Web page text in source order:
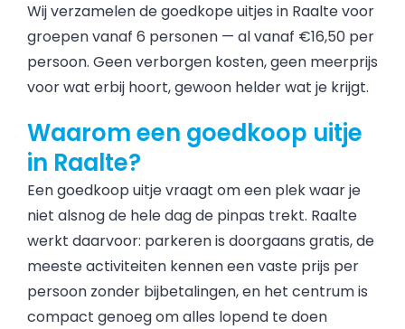
Wij verzamelen de goedkope uitjes in Raalte voor
groepen vanaf 6 personen — al vanaf €16,50 per
persoon. Geen verborgen kosten, geen meerprijs
voor wat erbij hoort, gewoon helder wat je krijgt.
Waarom een goedkoop uitje
in Raalte?
Een goedkoop uitje vraagt om een plek waar je
niet alsnog de hele dag de pinpas trekt. Raalte
werkt daarvoor: parkeren is doorgaans gratis, de
meeste activiteiten kennen een vaste prijs per
persoon zonder bijbetalingen, en het centrum is
compact genoeg om alles lopend te doen